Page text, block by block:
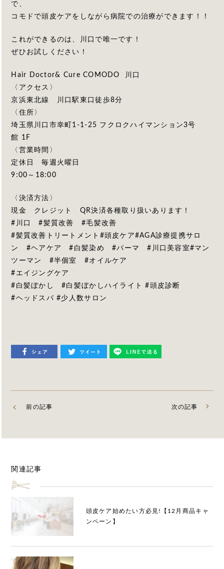
で、
コモドで頭皮ケアをしながら病院での治療ができます！！
これができるのは、川口で唯一です！
ぜひお試しください！
Hair Doctor& Cure COMODO 川口
〈アクセス〉
京浜東北線 川口駅東口徒歩8分
〈住所〉
埼玉県川口市幸町1-1-25 フクロクハイマンション3号
館 1F
〈営業時間〉
定休日 毎週火曜日
9:00～18:00
〈決済方法〉
現金 クレジット QR決済各種取り扱いあります！
#川口 #髪質改善 #毛髪改善
#髪質改善トリートメント#頭皮ケア#AGA診療提携サロ
ン #ヘアケア #白髪染め #パーマ #川口美容室#マン
ツーマン #半個室 #オイルケア
#エイジングケア
#白髪ぼかし #白髪ぼかしハイライト #頭皮診断
#ヘッドスパ #少人数サロン
前の記事 次の記事
関連記事
頭皮ケア始めたい方必見!【12月商品キャ
ンペーン】